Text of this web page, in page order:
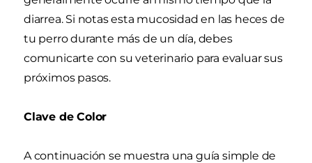
diarrea. Si notas esta mucosidad en las heces de
tu perro durante más de un día, debes
comunicarte con su veterinario para evaluar sus
próximos pasos.
Clave de Color
A continuación se muestra una guía simple de